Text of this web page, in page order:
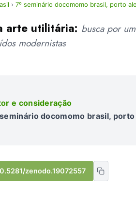
› 7º seminário docomomo brasil, porto
arte utilitária: busca por
modernistas
e consideração
docomomo brasil,
zenodo.19072557